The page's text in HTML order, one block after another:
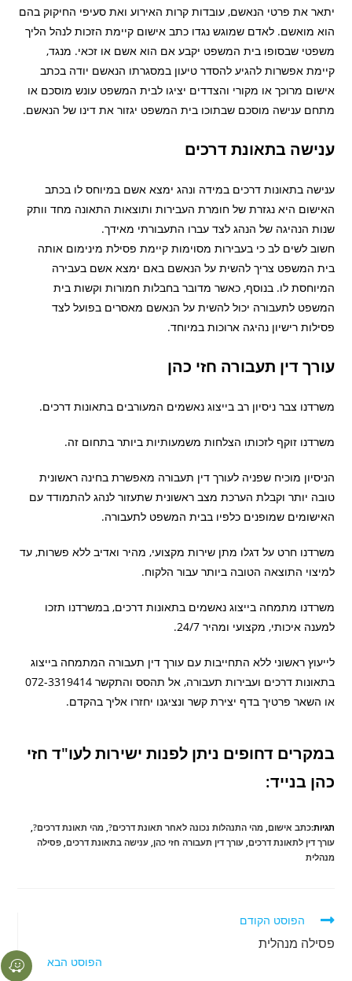
יתאר את פרטי הנאשם, עובדות קרות האירוע ואת סעיפי החיקוק בהם
הוא מואשם. לאדם שמוגש נגדו כתב אישום קיימת הזכות לנהל הליך
משפטי שבסופו בית המשפט יקבע אם הוא אשם או זכאי. מנגד,
קיימת אפשרות להגיע להסדר טיעון במסגרתו הנאשם יודה בכתב
אישום מרוכך או מקורי והצדדים יציגו לבית המשפט עונש מוסכם או
מתחם ענישה מוסכם שבתוכו בית המשפט יגזור את דינו של הנאשם.
ענישה בתאונת דרכים
ענישה בתאונות דרכים במידה ונהג ימצא אשם במיוחס לו בכתב
האישום היא נגזרת של חומרת העבירות ותוצאות התאונה מחד וותק
שנות הנהיגה של הנהג לצד עברו התעבורתי מאידך.
חשוב לשים לב כי בעבירות מסוימות קיימת פסילת מינימום אותה
בית המשפט צריך להשית על הנאשם באם ימצא אשם בעבירה
המיוחסת לו. בנוסף, כאשר מדובר בחבלות חמורות וקשות בית
המשפט לתעבורה יכול להשית על הנאשם מאסרים בפועל לצד
פסילות רישיון נהיגה ארוכות במיוחד.
עורך דין תעבורה חזי כהן
משרדנו צבר ניסיון רב בייצוג נאשמים המעורבים בתאונות דרכים.
משרדנו זוקף לזכותו הצלחות משמעותיות ביותר בתחום זה.
הניסיון מוכיח שפניה לעורך דין תעבורה מאפשרת בחינה ראשונית
טובה יותר וקבלת הערכת מצב ראשונית שתעזור לנהג להתמודד עם
האישומים שמופנים כלפיו בבית המשפט לתעבורה.
משרדנו חרט על דגלו מתן שירות מקצועי, מהיר ואדיב ללא פשרות, עד
למיצוי התוצאה הטובה ביותר עבור הלקוח.
משרדנו מתמחה בייצוג נאשמים בתאונות דרכים, במשרדנו תזכו
למענה איכותי, מקצועי ומהיר 24/7.
לייעוץ ראשוני ללא התחייבות עם עורך דין תעבורה המתמחה בייצוג
בתאונות דרכים ועבירות תעבורה, אל תהסס והתקשר 072-3319414
או השאר פרטיך בדף יצירת קשר ונציגנו יחזרו אליך בהקדם.
במקרים דחופים ניתן לפנות ישירות לעו"ד חזי
כהן בנייד:
תגיות:כתב אישום מהי התנהלות נכונה לאחר תאונת דרכים? מהי תאונת דרכים?
עורך דין לתאונת דרכים עורך דין תעבורה חזי כהן ענישה בתאונת דרכים פסילה
מנהלית
הפוסט הקודם
פסילה מנהלית
הפוסט הבא